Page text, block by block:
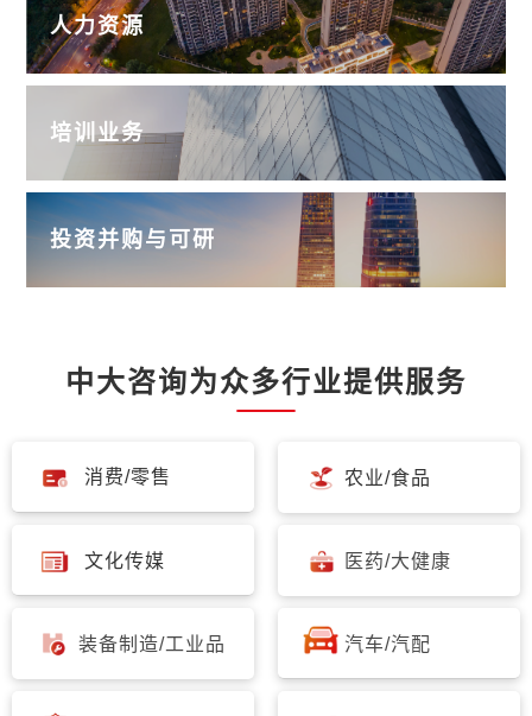
人力资源
培训业务
投资并购与可研
中大咨询为众多行业提供服务
消费/零售 农业/食品
文化传媒 医药/大健康
装备制造/工业品 汽车/汽配